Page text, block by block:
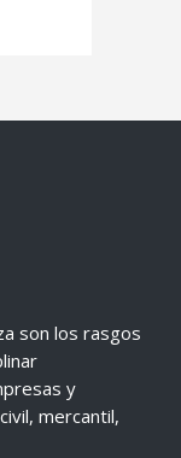
son los rasgos
y
mercantil,